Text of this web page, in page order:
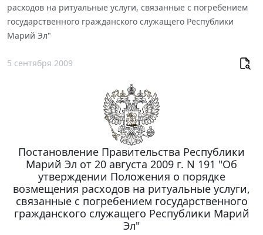
расходов на ритуальные услуги, связанные с погребением
государственного гражданского служащего Республики
Марий Эл"
5 сентября 2009
Постановление Правительства Республики
Марий Эл от 20 августа 2009 г. N 191 "Об
утверждении Положения о порядке
возмещения расходов на ритуальные услуги,
связанные с погребением государственного
гражданского служащего Республики Марий
Эл"